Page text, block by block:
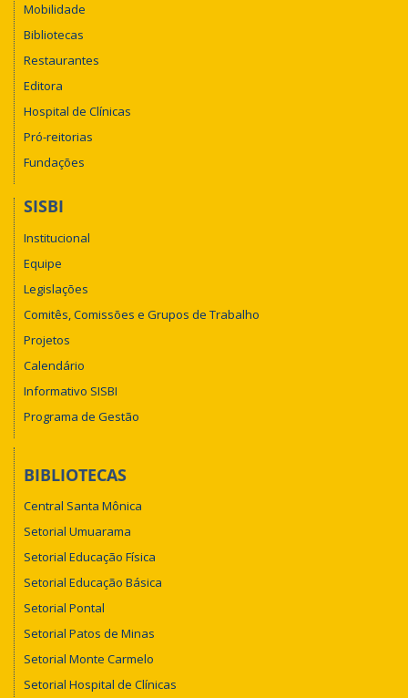
Mobilidade
Bibliotecas
Restaurantes
Editora
Hospital de Clínicas
Pró-reitorias
Fundações
SISBI
Institucional
Equipe
Legislações
Comitês, Comissões e Grupos de Trabalho
Projetos
Calendário
Informativo SISBI
Programa de Gestão
BIBLIOTECAS
Central Santa Mônica
Setorial Umuarama
Setorial Educação Física
Setorial Educação Básica
Setorial Pontal
Setorial Patos de Minas
Setorial Monte Carmelo
Setorial Hospital de Clínicas